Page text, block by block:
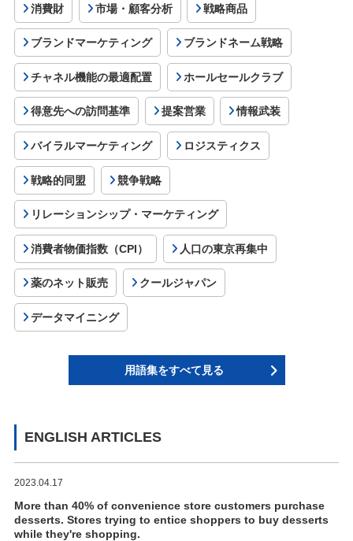
消費財 市場・顧客分析 戦略商品
ブランドマーケティング ブランドネーム戦略
チャネル機能の最適配置 ホールセールクラブ
得意先への訪問基準 提案営業 情報武装
バイラルマーケティング ロジスティクス
戦略的同盟 競争戦略
リレーションシップ・マーケティング
消費者物価指数（CPI） 人口の東京再集中
薬のネット販売 クールジャパン
データマイニング
用語集をすべて見る
ENGLISH ARTICLES
2023.04.17
More than 40% of convenience store customers purchase
desserts. Stores trying to entice shoppers to buy desserts
while they're shopping.